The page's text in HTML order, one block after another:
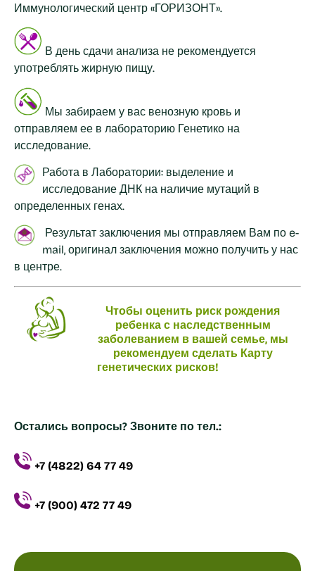
Иммунологический центр «ГОРИЗОНТ».
В день сдачи анализа не рекомендуется
употреблять жирную пищу.
Мы забираем у вас венозную кровь и
отправляем ее в лабораторию Генетико на
исследование.
Работа в Лаборатории: выделение и
исследование ДНК на наличие мутаций в
определенных генах.
Результат заключения мы отправляем Вам по e-
mail, оригинал заключения можно получить у нас
в центре.
Чтобы оценить риск рождения
ребенка с наследственным
заболеванием в вашей семье, мы
рекомендуем сделать Карту
генетических рисков!
Остались вопросы? Звоните по тел.:
+7 (4822) 64 77 49
+7 (900) 472 77 49